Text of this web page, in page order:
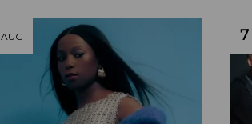
AUG 7